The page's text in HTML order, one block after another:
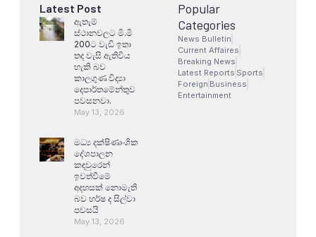
Latest Post
ඇතැම්
ස්ථානවලට මි.මි
200ට වැඩි ඉතා
තද වැසි ඇතිවිය
හැකි බව
කාලගුණ විද්‍යා
දෙපාර්තමේන්තුව
පවසනවා.
May 13, 2026
මධ්‍ය දක්ෂිණාංශික
දේශපාලන
කඳවුරෙන්
ඉවත්වීමේ
අදහසක් නොමැති
බව හර්ෂ ද සිල්වා
පවසයි
May 13, 2026
Popular
Categories
News Bulletin
Current Affaires
Breaking News
Latest Reports Sports
Foreign Business
Entertainment